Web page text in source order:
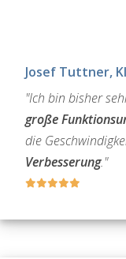
Josef Tuttner,
"Ich bin bisher
große
die
Verbesserung."